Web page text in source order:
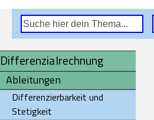
Differenzialrechnung
Ableitungen
Differenzierbarkeit und
Stetigkeit